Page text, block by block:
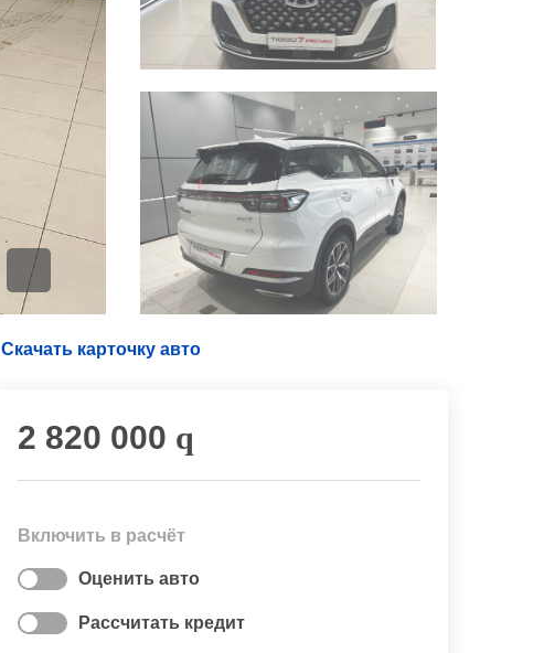
Скачать карточку авто
2 820 000 q
Включить в расчёт
Оценить авто
Рассчитать кредит